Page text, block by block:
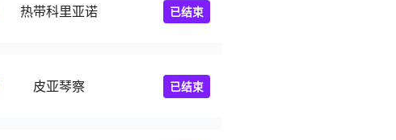
热带科里亚诺 已结束
皮亚琴察 已结束